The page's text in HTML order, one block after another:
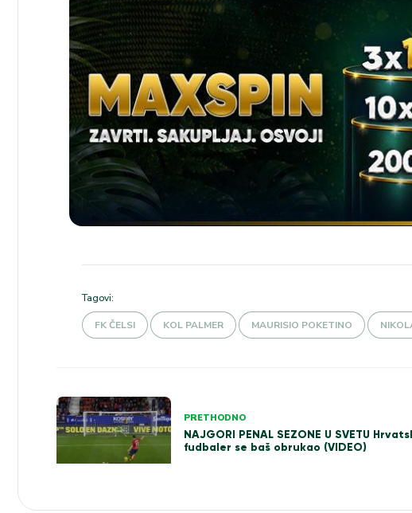
Tagovi:
FK ČELSI KOL PALMER MAURISIO POKETINO
Kretanje
članka
PRETHODNO
NAJGORI PENAL SEZONE U SVETU
fudbaler se baš obrukao (VIDEO)